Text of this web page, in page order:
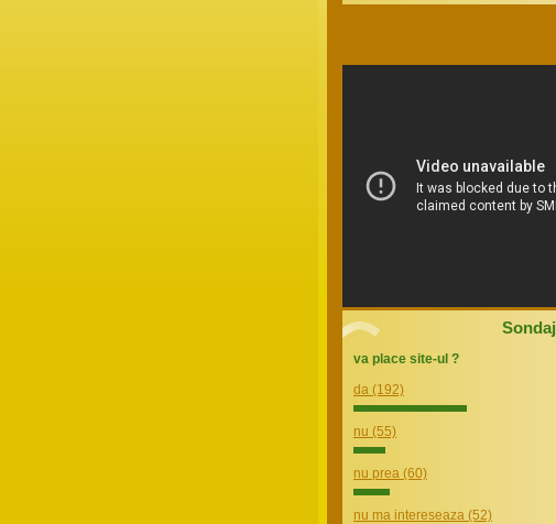
Sondaj
va place site-ul ?
da (192)
nu (55)
nu prea (60)
nu ma intereseaza (52)